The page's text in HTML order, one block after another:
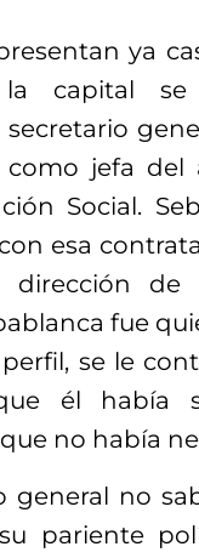
ya
capital se
como jefa
Social.
esa
de
fue
se le
él había
no había
general no
pariente